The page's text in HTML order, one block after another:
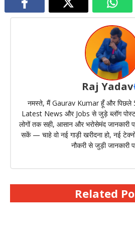
Raj Yadav
नमस्ते, मैं Gaurav Kumar हूँ और पिछले
Latest News और Jobs से जुड़े ब्लॉग
लोगों तक सही, आसान और भरोसेमंद जानकारी
सकें — चाहे वो नई गाड़ी खरीदना हो, नई
नौकरी से जुड़ी जानकारी
Related